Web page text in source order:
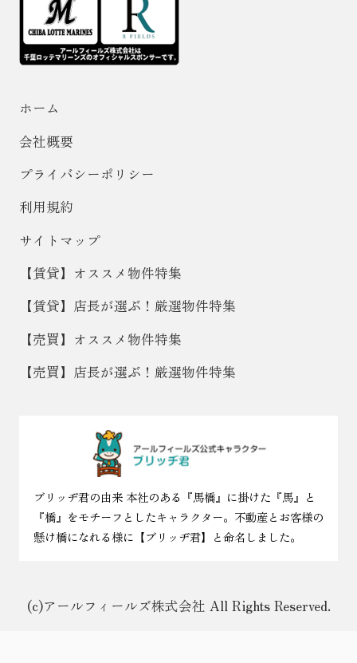
ホーム
会社概要
プライバシーポリシー
利用規約
サイトマップ
【賃貸】オススメ物件特集
【賃貸】店長が選ぶ！厳選物件特集
【売買】オススメ物件特集
【売買】店長が選ぶ！厳選物件特集
ブリッヂ君の由来 本社のある『馬橋』に掛けた『馬』と
『橋』をモチーフとしたキャラクター。不動産とお客様の
懸け橋になれる様に【ブリッヂ君】と命名しました。
(c)アールフィールズ株式会社 All Rights Reserved.